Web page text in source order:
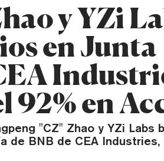
y YZi
en Junta
92% en
"CZ" Zhao y YZi Labs
de BNB de CEA